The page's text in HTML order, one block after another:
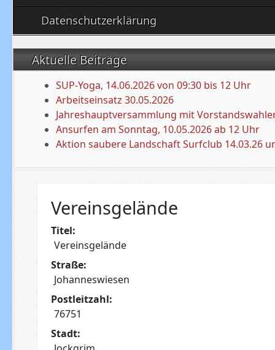
Datenschutzerklärung
Aktuelle Beiträge
SUP-Yoga, 14.06.2026 von 09:30 bis 12 Uhr
Arbeitseinsatz 30.05.2026
Jahreshauptversammlung mit
Ansurfen am Sonntag, 10.05.2026 ab 12 Uhr
Aktion saubere Landschaft Surfclub 14.03.26
Vereinsgelände
Titel:
Vereinsgelände
Straße:
Johanneswiesen
Postleitzahl:
76751
Stadt: